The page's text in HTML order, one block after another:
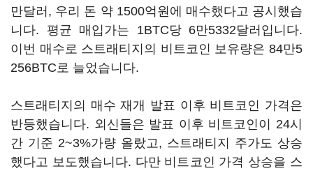
만달러, 우리 돈 약 1500억원에 매수했다고 공시했습
니다. 평균 매입가는 1BTC당 6만5332달러입니다.
이번 매수로 스트래티지의 비트코인 보유량은 84만5
256BTC로 늘었습니다.
스트래티지의 매수 재개 발표 이후 비트코인 가격은
반등했습니다. 외신들은 발표 이후 비트코인이 24시
간 기준 2~3%가량 올랐고, 스트래티지 주가도 상승
했다고 보도했습니다. 다만 비트코인 가격 상승을 스